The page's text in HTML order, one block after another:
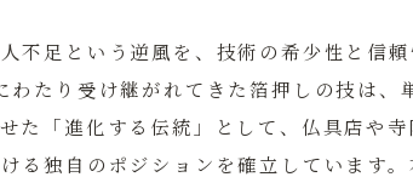
不足という逆風を、技術の希少性と信
わたり受け継がれてきた箔押しの技は、
た「進化する伝統」として、仏具店や
る独自のポジションを確立しています